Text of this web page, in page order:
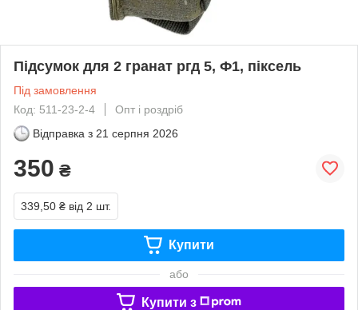
Підсумок для 2 гранат ргд 5, Ф1, піксель
Під замовлення
Код: 511-23-2-4
Опт і роздріб
Відправка з 21 серпня 2026
350 ₴
339,50 ₴ від 2 шт.
Купити
або
Купити з